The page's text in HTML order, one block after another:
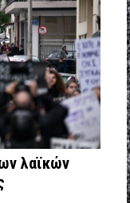
λαϊκών